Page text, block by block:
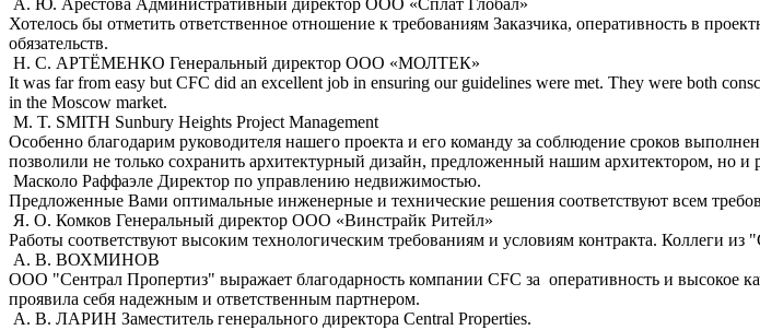
Хотелось бы отметить ответственное отношение к требованиям Заказчика, оперативность в
обязательств.
Н. С. АРТЁМЕНКО Генеральный директор ООО «МОЛТЕК»
It was far from easy but CFC did an excellent job in ensuring our guidelines were met. They were both
in the Moscow market.
M. T. SMITH Sunbury Heights Project Management
Особенно благодарим руководителя нашего проекта и его команду за соблюдение сроков
позволили не только сохранить архитектурный дизайн, предложенный нашим архитектором, но и
Масколо Раффаэле Директор по управлению недвижимостью.
Предложенные Вами оптимальные инженерные и технические решения соответствуют всем
Я. О. Комков Генеральный директор ООО «Винстрайк Ритейл»
Работы соответствуют высоким технологическим требованиям и условиям контракта. Коллеги
А. В. ВОХМИНОВ
ООО "Сентрал Пропертиз" выражает благодарность компании CFC за оперативность и высокое
проявила себя надежным и ответственным партнером.
А. В. ЛАРИН Заместитель генерального директора Central Properties.